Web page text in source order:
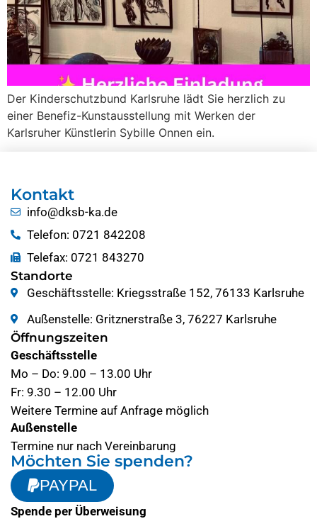
Der Kinderschutzbund Karlsruhe lädt Sie herzlich zu
einer Benefiz-Kunstausstellung mit Werken der
Karlsruher Künstlerin Sybille Onnen ein.
Kontakt
info@dksb-ka.de
Telefon: 0721 842208
Telefax: 0721 843270
Standorte
Geschäftsstelle: Kriegsstraße 152, 76133 Karlsruhe
Außenstelle: Gritznerstraße 3, 76227 Karlsruhe
Öffnungszeiten
Geschäftsstelle
Mo – Do: 9.00 – 13.00 Uhr
Fr: 9.30 – 12.00 Uhr
Weitere Termine auf Anfrage möglich
Außenstelle
Termine nur nach Vereinbarung
Möchten Sie spenden?
PAYPAL
Spende per Überweisung